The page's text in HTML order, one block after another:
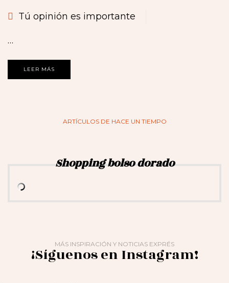
Tú opinión es importante
…
LEER MÁS
ARTÍCULOS DE HACE UN TIEMPO
Shopping bolso dorado
MÁS INSPIRACIÓN Y NOTICIAS EXPRÉS
¡Síguenos en Instagram!